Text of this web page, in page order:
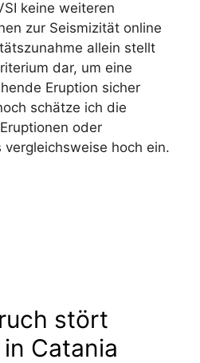
keine weiteren
zur Seismizität online
allein stellt
dar, um eine
Eruption sicher
schätze ich die
oder
vergleichsweise hoch ein.
stört
Catania